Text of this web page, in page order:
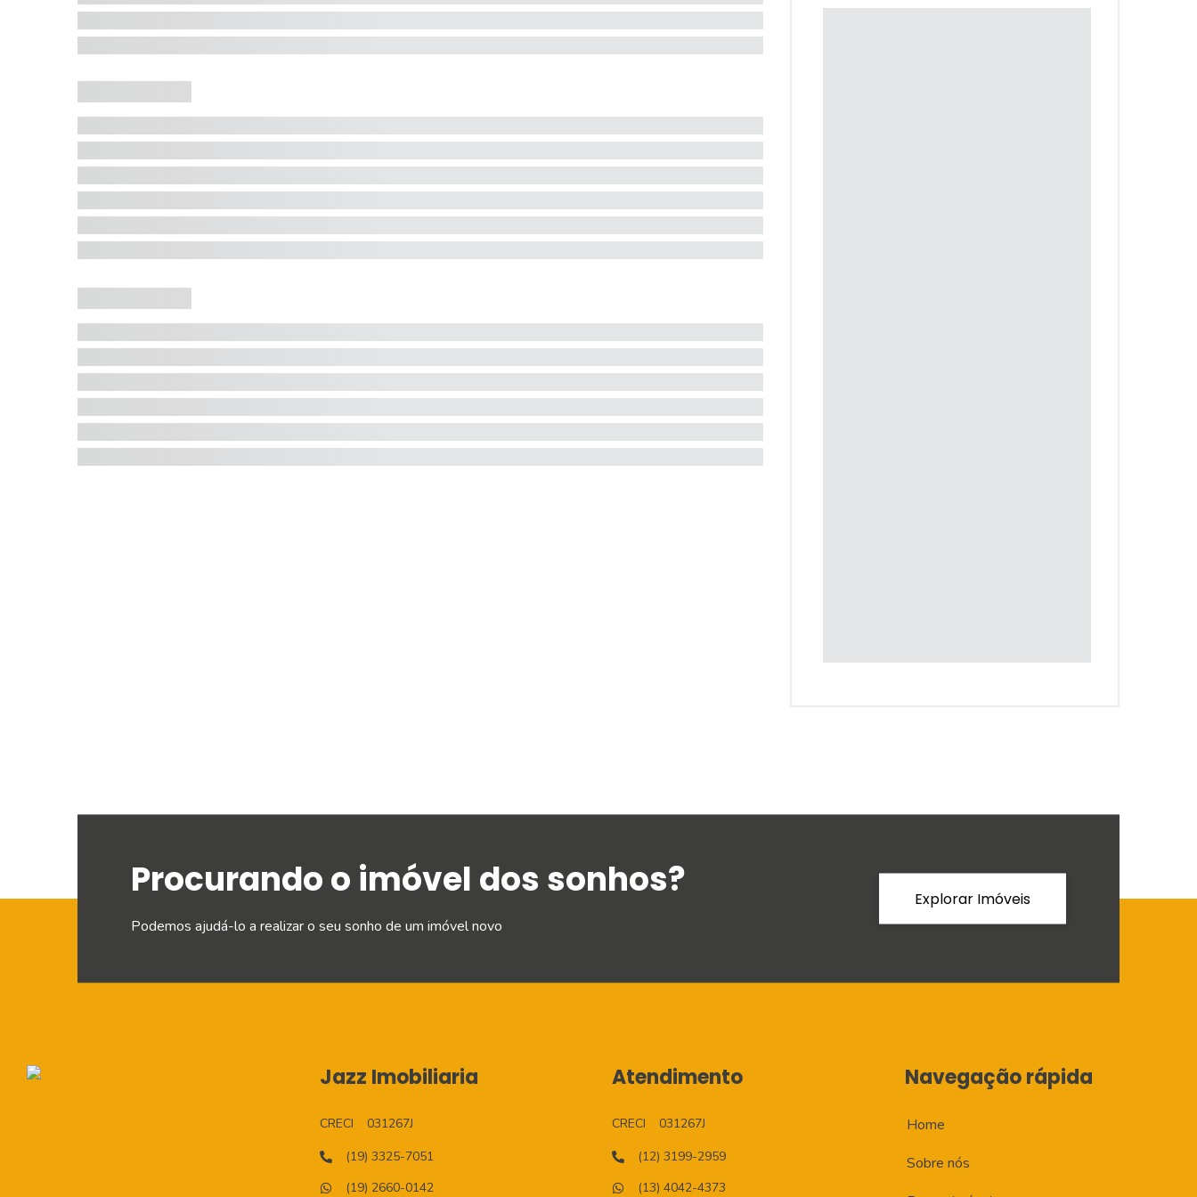
Procurando o imóvel dos sonhos?
Podemos ajudá-lo a realizar o seu sonho de um imóvel novo
Explorar Imóveis
Jazz Imobiliaria
CRECI
031267J
(19) 3325-7051
(19) 2660-0142
Atendimento
CRECI
031267J
(12) 3199-2959
(13) 4042-4373
Navegação rápida
Home
Sobre nós